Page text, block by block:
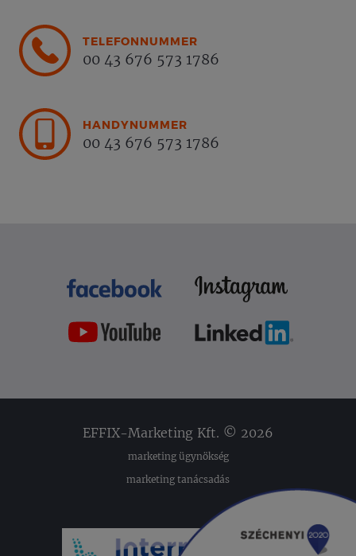
TELEFONNUMMER
00 43 676 573 1786
HANDYNUMMER
00 43 676 573 1786
EFFIX-Marketing Kft. © 2026
marketing ügynökség
marketing tanácsadás